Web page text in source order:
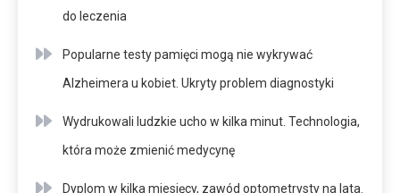
do leczenia
Popularne testy pamięci mogą nie wykrywać
Alzheimera u kobiet. Ukryty problem diagnostyki
Wydrukowali ludzkie ucho w kilka minut. Technologia,
która może zmienić medycynę
Dyplom w kilka miesięcy, zawód optometrysty na lata.